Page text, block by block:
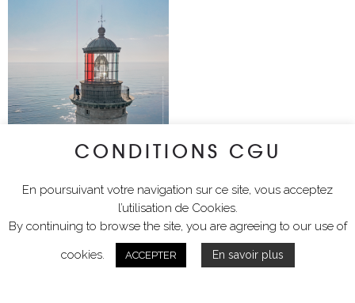
Chambaud
CONDITIONS CGU
En poursuivant votre navigation sur ce site, vous acceptez
l’utilisation de Cookies.
By continuing to browse the site, you are agreeing to our use of
cookies.
ACCEPTER En savoir plus